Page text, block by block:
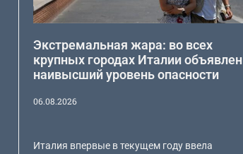
Экстремальная жара: во всех
крупных городах Италии объявлен
наивысший уровень опасности
06.08.2026
Италия впервые в текущем году ввела